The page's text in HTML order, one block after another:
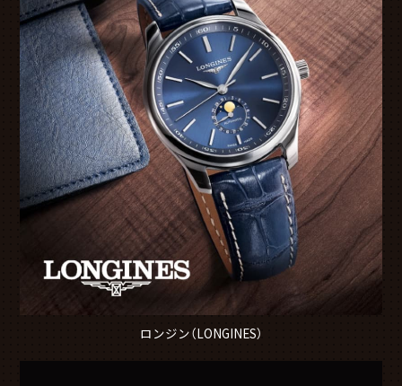
ロンジン（LONGINES）